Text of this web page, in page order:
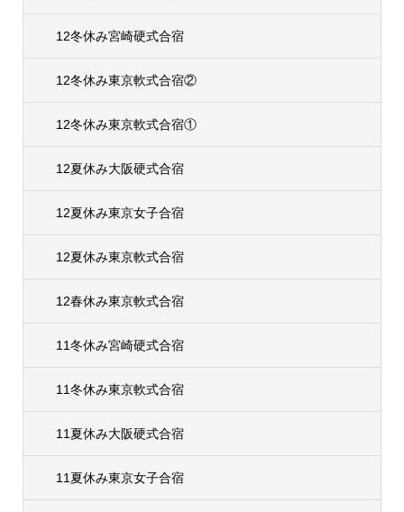
12冬休み宮崎硬式合宿
12冬休み東京軟式合宿②
12冬休み東京軟式合宿①
12夏休み大阪硬式合宿
12夏休み東京女子合宿
12夏休み東京軟式合宿
12春休み東京軟式合宿
11冬休み宮崎硬式合宿
11冬休み東京軟式合宿
11夏休み大阪硬式合宿
11夏休み東京女子合宿